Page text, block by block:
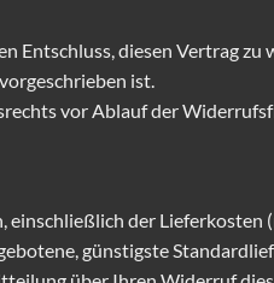
Entschluss, diesen Vertrag zu
ist.
vor Ablauf der
einschließlich der Lieferkosten
günstigste